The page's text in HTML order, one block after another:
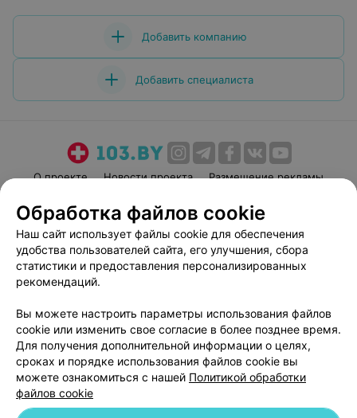
Добавить компанию
Добавить специалиста
О проекте Новости проекта
Размещение рекламы
Пользовательское соглашение
Способы оплаты
Вакансии
Партнеры
Написать руководителю 103.by
Персональные настройки cookie
Обработка персональных данных
Обработка файлов cookie
Наш сайт использует файлы cookie для обеспечения
удобства пользователей сайта, его улучшения, сбора
статистики и предоставления персонализированных
рекомендаций.
Вы можете настроить параметры использования файлов
cookie или изменить свое согласие в более позднее время.
Для получения дополнительной информации о целях,
сроках и порядке использования файлов cookie вы
можете ознакомиться с нашей Политикой обработки
файлов cookie